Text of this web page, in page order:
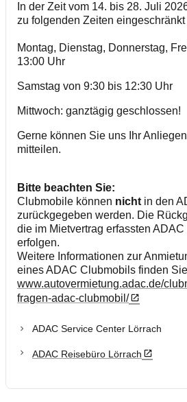
In der Zeit vom 14. bis 28. Juli
zu folgenden Zeiten eingeschränkt
Montag, Dienstag, Donnerstag,
13:00 Uhr
Samstag von 9:30 bis 12:30 Uhr
Mittwoch: ganztägig geschlossen!
Gerne können Sie uns Ihr
mitteilen.
Bitte beachten Sie:
Clubmobile können nicht in den
zurückgegeben werden. Die
die im Mietvertrag erfassten
erfolgen.
Weitere Informationen zur
eines ADAC Clubmobils finden
www.autovermietung.adac.de/
fragen-adac-clubmobil/
ADAC Service Center Lörrach
ADAC Reisebüro Lörrach